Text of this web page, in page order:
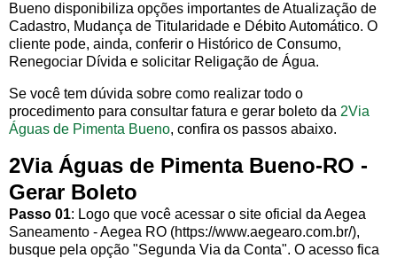
Bueno disponibiliza opções importantes de Atualização de
Cadastro, Mudança de Titularidade e Débito Automático. O
cliente pode, ainda, conferir o Histórico de Consumo,
Renegociar Dívida e solicitar Religação de Água.
Se você tem dúvida sobre como realizar todo o
procedimento para consultar fatura e gerar boleto da 2Via
Águas de Pimenta Bueno, confira os passos abaixo.
2Via Águas de Pimenta Bueno-RO -
Gerar Boleto
Passo 01: Logo que você acessar o site oficial da Aegea
Saneamento - Aegea RO (https://www.aegearo.com.br/),
busque pela opção "Segunda Via da Conta". O acesso fica